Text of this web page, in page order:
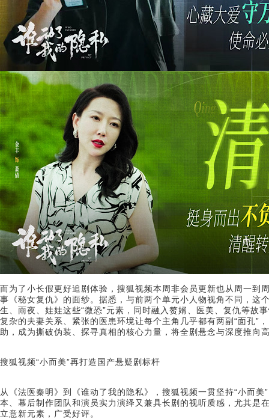
而为了小长假更好追剧体验，搜狐视频本周非会员更新也从周一到
事《秘女复仇》的面纱。据悉，与前两个单元小人物视角不同，这
生、雨夜、娃娃这些“微恐”元素，同时融入赘婿、医美、复仇等故
复杂的夫妻关系、紧张的医患环境让每个主角几乎都有两副“面孔”
助，成为撕破伪装、探寻真相的核心力量，将全剧悬念与深度推向
搜狐视频“小而美”再打造国产悬疑剧标杆
从《法医秦明》到《谁动了我的隐私》，搜狐视频一贯坚持“小而美
本、幕后制作团队和演员实力演绎又兼具长剧的视听质感，尤其是
立意新元素，广受好评。